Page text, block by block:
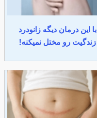
با این درمان دیگه زانودرد
زندگیت رو مختل نمیکنه!